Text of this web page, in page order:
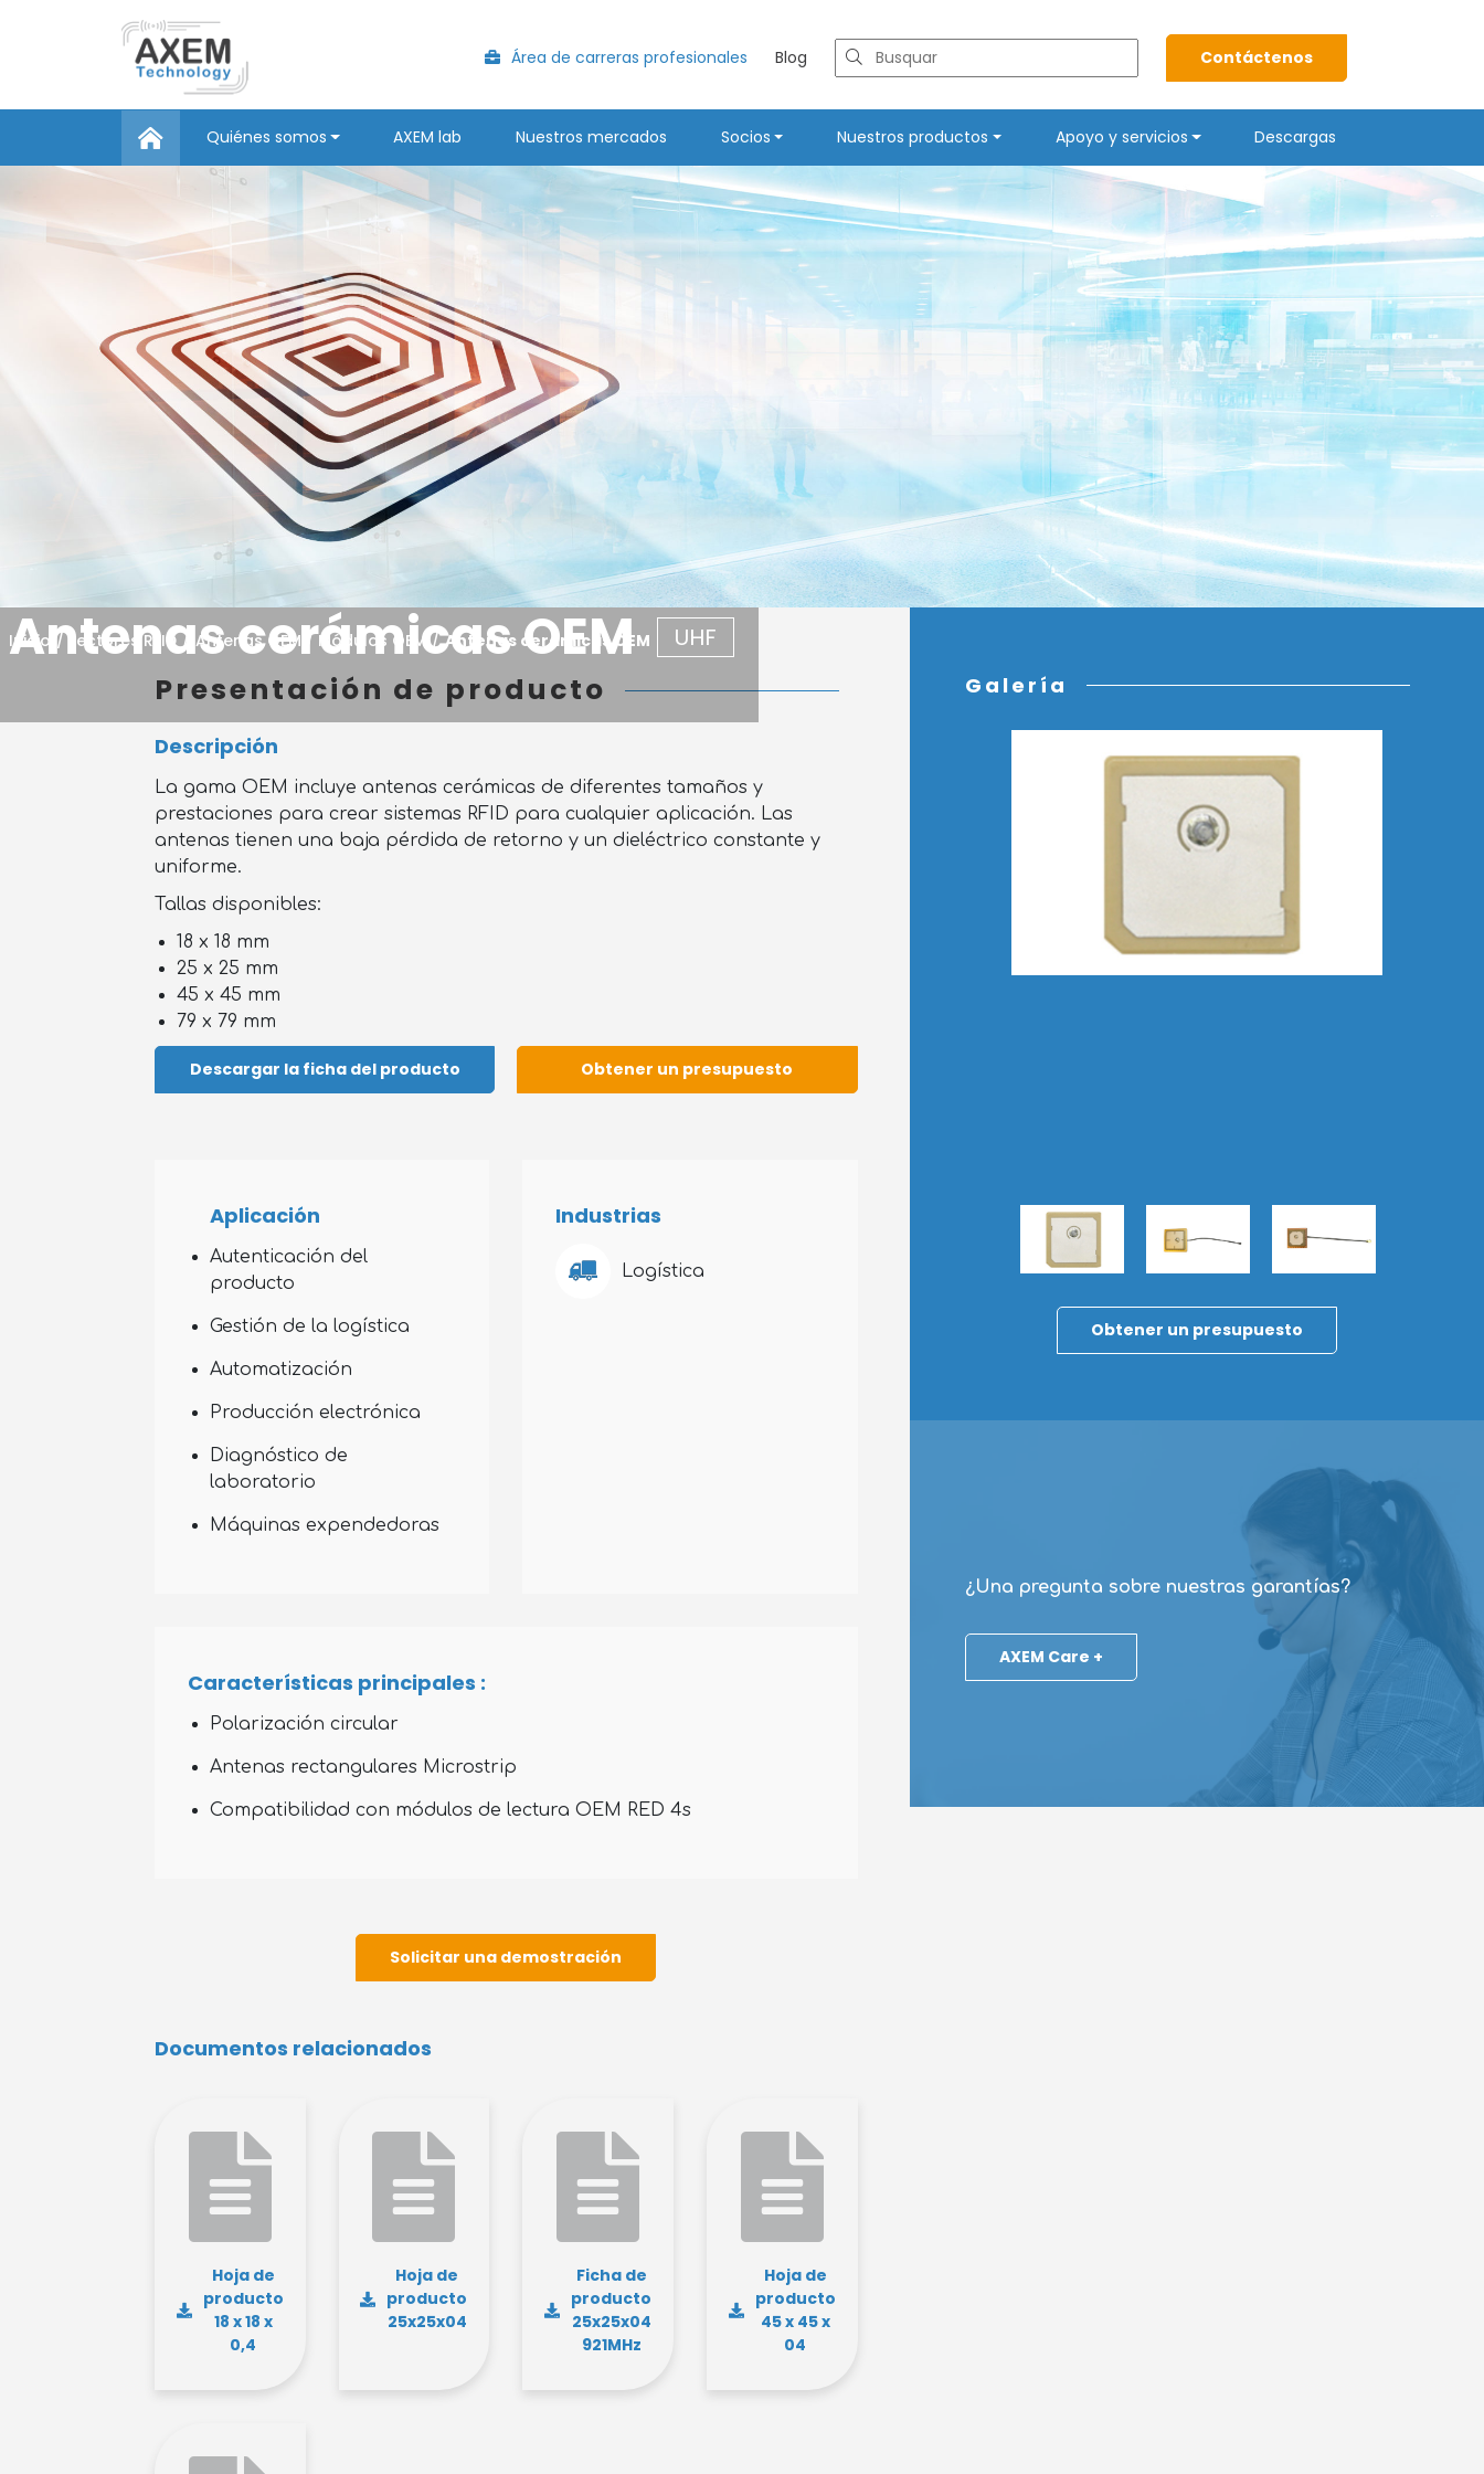
Área de carreras profesionales Blog Contáctenos
Quiénes somos AXEM lab Nuestros mercados Socios Nuestros productos Apoyo y servicios Descargas
Descubre la nueva gama AX'Up
Rendimiento, sencillez, versatilidad: nuestros tres
Inicio / Lectores RFID / Antenas OEM / Módulos OEM / Antenas cerámicas OEM
Antenas cerámicas OEM UHF
Presentación de producto
Descripción
La gama OEM incluye antenas cerámicas de diferentes tamaños y
prestaciones para crear sistemas RFID para cualquier aplicación. Las
antenas tienen una baja pérdida de retorno y un dieléctrico constante y
uniforme.
Tallas disponibles:
18 x 18 mm
25 x 25 mm
45 x 45 mm
79 x 79 mm
Descargar la ficha del producto Obtener un presupuesto
Aplicación
Autenticación del
producto
Gestión de la logística
Automatización
Producción electrónica
Diagnóstico de
laboratorio
Máquinas expendedoras
Industrias
Logística
Características principales :
Polarización circular
Antenas rectangulares Microstrip
Compatibilidad con módulos de lectura OEM RED 4s
Solicitar una demostración
Documentos relacionados
Hoja de
producto
18 x 18 x
0,4
Hoja de
producto
25x25x04
Ficha de
producto
25x25x04
921MHz
Hoja de
producto
45 x 45 x
04
Galería
Obtener un presupuesto
¿Una pregunta sobre nuestras garantías?
AXEM Care +